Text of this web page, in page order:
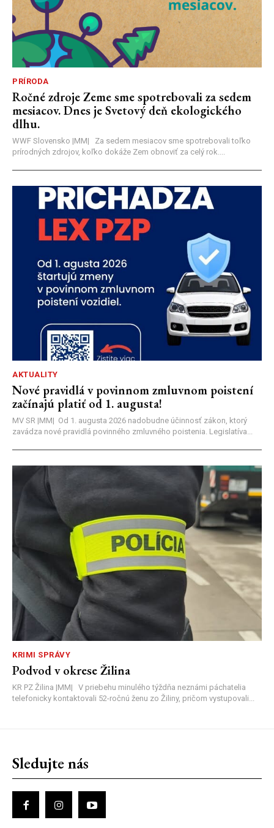
PRÍRODA
Ročné zdroje Zeme sme spotrebovali za sedem
mesiacov. Dnes je Svetový deň ekologického
dlhu.
WWF Slovensko |MM| Za sedem mesiacov sme spotrebovali toľko
prírodných zdrojov, koľko dokáže Zem obnoviť za celý rok....
AKTUALITY
Nové pravidlá v povinnom zmluvnom poistení
začínajú platiť od 1. augusta!
MV SR |MM| Od 1. augusta 2026 nadobudne účinnosť zákon, ktorý
zavádza nové pravidlá povinného zmluvného poistenia. Legislatíva...
KRIMI SPRÁVY
Podvod v okrese Žilina
KR PZ Žilina |MM| V priebehu minulého týždňa neznámi páchatelia
telefonicky kontaktovali 52-ročnú ženu zo Žiliny, pričom vystupovali...
Sledujte nás